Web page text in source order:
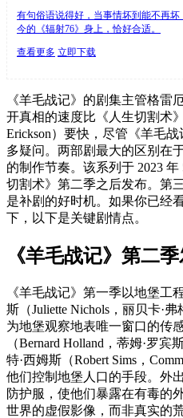
有句俗语说得好，当事情坏到能不再
今的《辐射76》身上，恰好合适。
查看更多 立即下载
《羊毛战记》的剧集主管格雷
开真相的速度比《人生切割术
Erickson）要快，尽管《羊毛
多疑问。两部剧最大的区别在
的制作节奏。该系列于 2023
切割术》第二季之后发布。第
是补剧的好时机。如果你已经
下，以下是关键剧情点。
《羊毛战记》第二
《羊毛战记》第一季以地堡工
斯（Juliette Nichols，丽贝卡·
为地堡观察地表唯一窗口的传
（Bernard Holland，蒂姆·罗
特·西姆斯（Robert Sims，
他们控制地堡人口的手段。外
防护服，使他们暴露在有毒的
世界的虚假影像，而非真实的